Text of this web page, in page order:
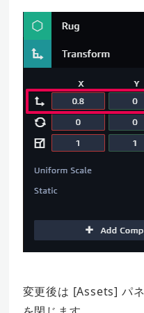
変更後は [Assets] パ